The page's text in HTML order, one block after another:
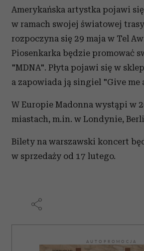
Amerykańska artystka pojawi
w ramach swojej światowej
rozpoczyna się 29 maja w Tel
Piosenkarka będzie promować
"MDNA". Płyta pojawi się w
a zapowiada ją singiel "Give
W Europie Madonna wystąpi w
miastach, m.in. w Londynie,
Bilety na warszawski koncert
w sprzedaży od 17 lutego.
AUTOPROMOCJA